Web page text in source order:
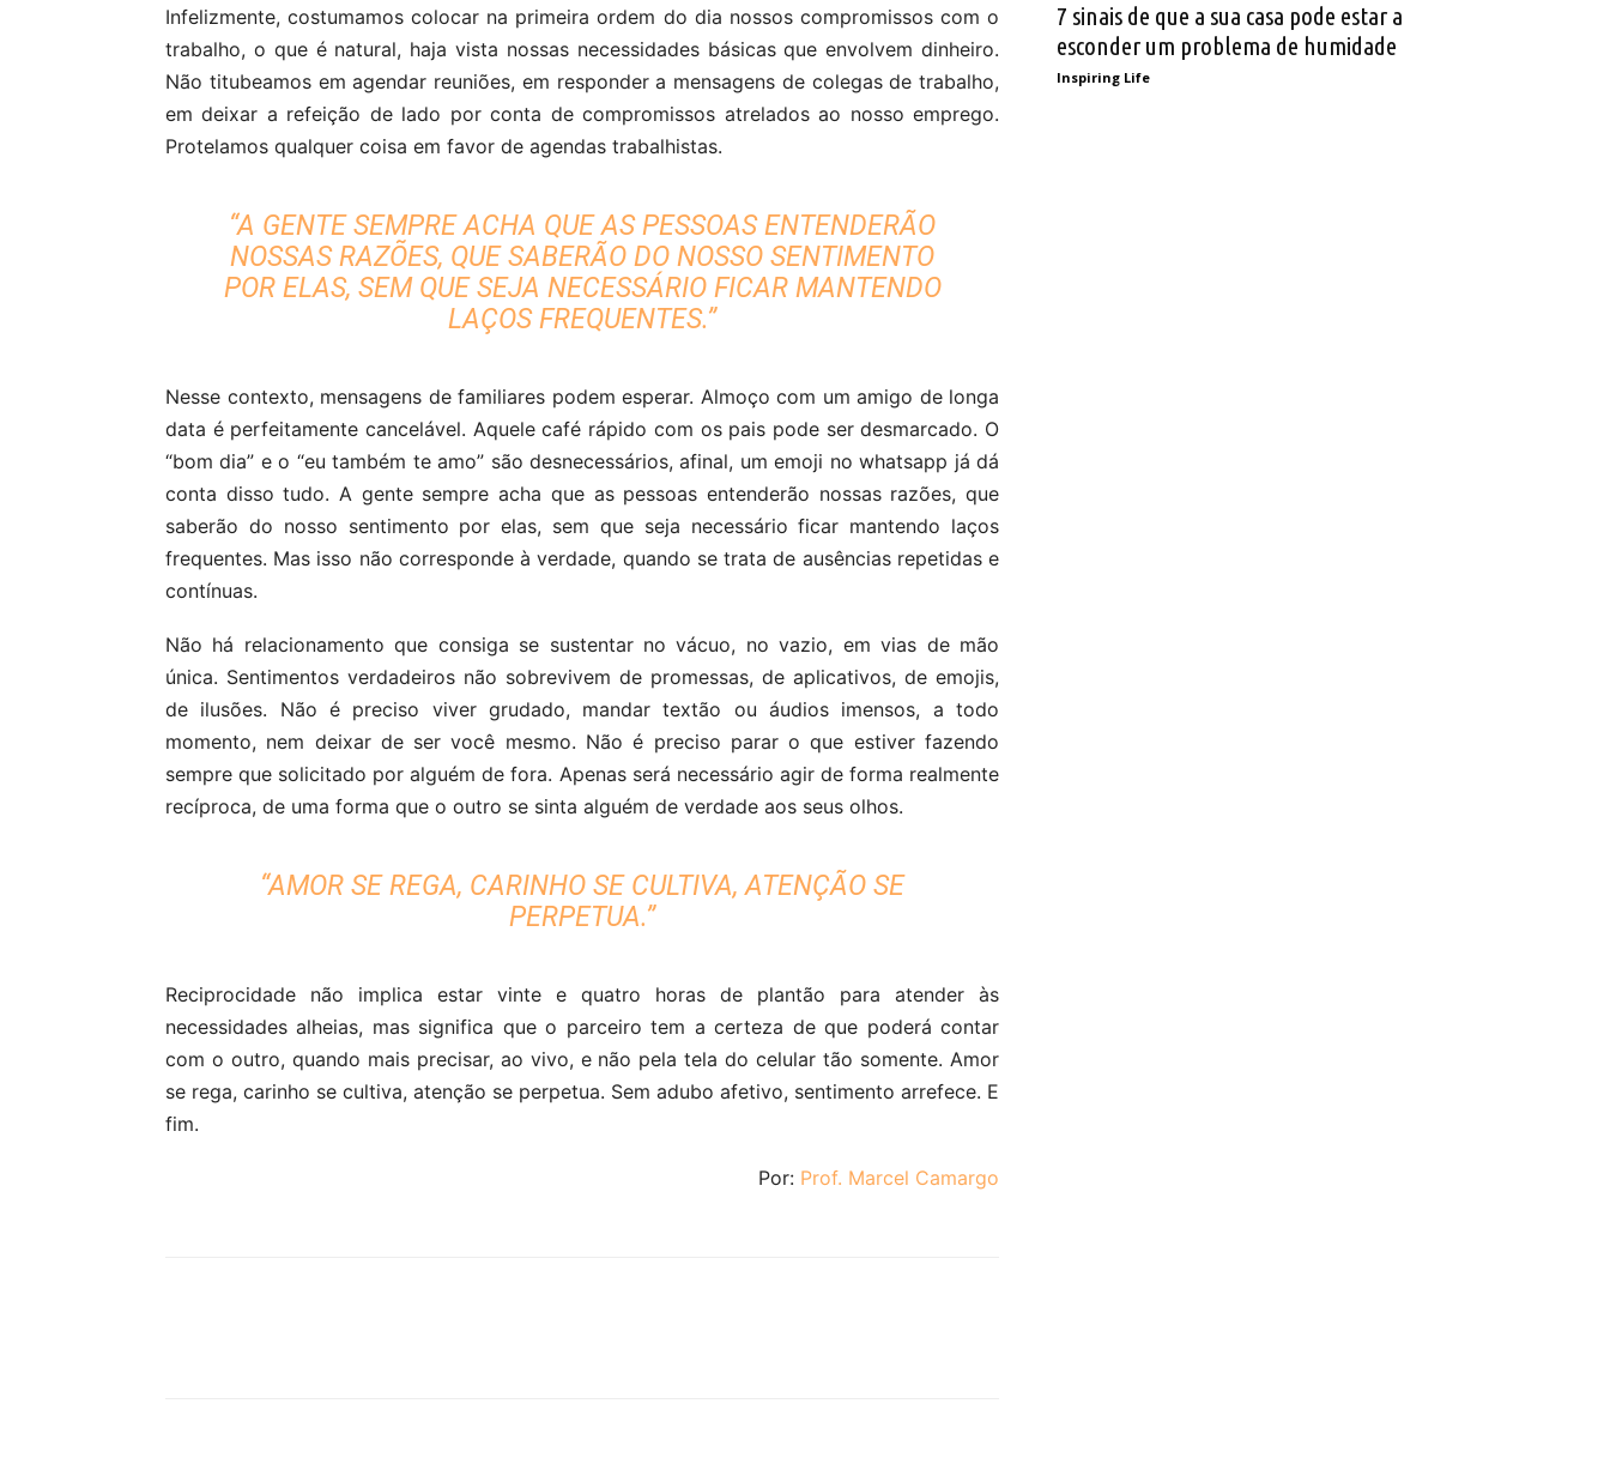
Infelizmente, costumamos colocar na primeira ordem do dia nossos compromissos com o
trabalho, o que é natural, haja vista nossas necessidades básicas que envolvem dinheiro.
Não titubeamos em agendar reuniões, em responder a mensagens de colegas de trabalho,
em deixar a refeição de lado por conta de compromissos atrelados ao nosso emprego.
Protelamos qualquer coisa em favor de agendas trabalhistas.
“A GENTE SEMPRE ACHA QUE AS PESSOAS ENTENDERÃO
NOSSAS RAZÕES, QUE SABERÃO DO NOSSO SENTIMENTO
POR ELAS, SEM QUE SEJA NECESSÁRIO FICAR MANTENDO
LAÇOS FREQUENTES.”
Nesse contexto, mensagens de familiares podem esperar. Almoço com um amigo de longa
data é perfeitamente cancelável. Aquele café rápido com os pais pode ser desmarcado. O
“bom dia” e o “eu também te amo” são desnecessários, afinal, um emoji no whatsapp já dá
conta disso tudo. A gente sempre acha que as pessoas entenderão nossas razões, que
saberão do nosso sentimento por elas, sem que seja necessário ficar mantendo laços
frequentes. Mas isso não corresponde à verdade, quando se trata de ausências repetidas e
contínuas.
Não há relacionamento que consiga se sustentar no vácuo, no vazio, em vias de mão
única. Sentimentos verdadeiros não sobrevivem de promessas, de aplicativos, de emojis,
de ilusões. Não é preciso viver grudado, mandar textão ou áudios imensos, a todo
momento, nem deixar de ser você mesmo. Não é preciso parar o que estiver fazendo
sempre que solicitado por alguém de fora. Apenas será necessário agir de forma realmente
recíproca, de uma forma que o outro se sinta alguém de verdade aos seus olhos.
“AMOR SE REGA, CARINHO SE CULTIVA, ATENÇÃO SE
PERPETUA.”
Reciprocidade não implica estar vinte e quatro horas de plantão para atender às
necessidades alheias, mas significa que o parceiro tem a certeza de que poderá contar
com o outro, quando mais precisar, ao vivo, e não pela tela do celular tão somente. Amor
se rega, carinho se cultiva, atenção se perpetua. Sem adubo afetivo, sentimento arrefece. E
fim.
Por: Prof. Marcel Camargo
7 sinais de que a sua casa pode estar a
esconder um problema de humidade
Inspiring Life